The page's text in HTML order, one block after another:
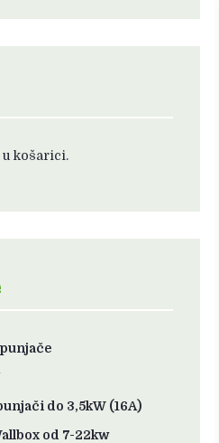
košarici.
do 3,5kW (16A)
od 7-22kw